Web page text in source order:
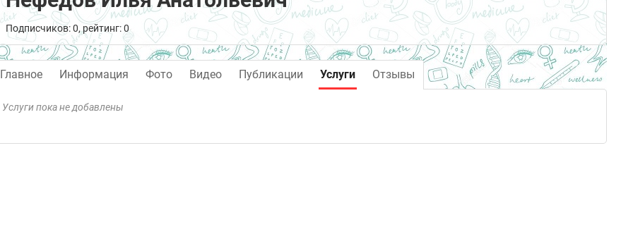
Подписчиков: 0, рейтинг: 0
Главное Информация Фото Видео Публикации Услуги Отзывы
Услуги пока не добавлены